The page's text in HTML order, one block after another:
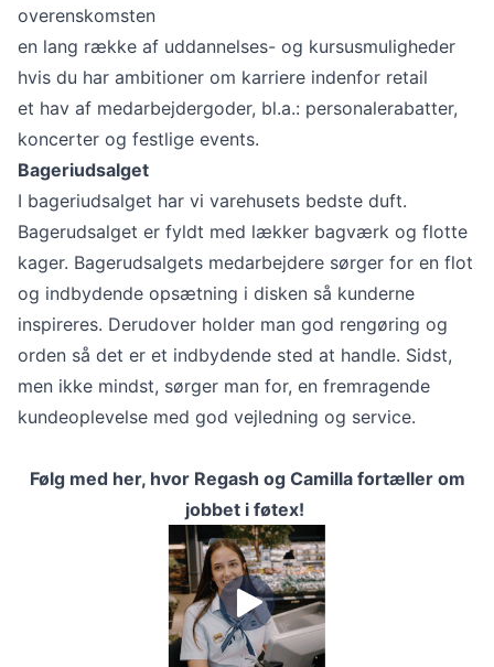
overenskomsten
en lang række af uddannelses- og kursusmuligheder
hvis du har ambitioner om karriere indenfor retail
et hav af medarbejdergoder, bl.a.: personalerabatter,
koncerter og festlige events.
Bageriudsalget
I bageriudsalget har vi varehusets bedste duft.
Bagerudsalget er fyldt med lækker bagværk og flotte
kager. Bagerudsalgets medarbejdere sørger for en flot
og indbydende opsætning i disken så kunderne
inspireres. Derudover holder man god rengøring og
orden så det er et indbydende sted at handle. Sidst,
men ikke mindst, sørger man for, en fremragende
kundeoplevelse med god vejledning og service.
Følg med her, hvor Regash og Camilla fortæller om
jobbet i føtex!